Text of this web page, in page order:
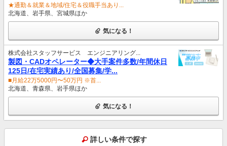
★通勤＆就業＆地域/住宅＆役職手当あり...
北海道、岩手県、宮城県ほか
気になる！
株式会社スタッフサービス エンジニアリング...
製図・CADオペレーター◆大手案件多数/年間休日
125日/在宅実績あり/全国募集/学...
■月給22万5000円〜50万円 ※首...
北海道、青森県、岩手県ほか
気になる！
詳しい条件で探す